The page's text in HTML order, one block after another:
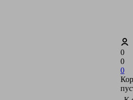
0
0
0